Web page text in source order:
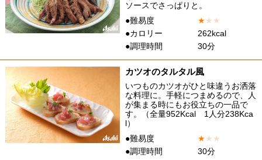
ソースでさっぱりと。
●難易度
★★ ★
●カロリー
262kcal
●調理時間
30分
カツオのタルタル風
いつものカツオがひと味違うお洒落
な料理に。手軽につまめるので、人
が集まる時にもお役立ちの一品で
す。（全量952Kcal 1人分238Kca
l）
●難易度
★★ ★
●調理時間
30分